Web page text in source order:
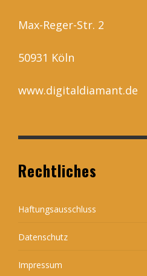
Max-Reger-Str. 2
50931 Köln
www.digitaldiamant.de
Rechtliches
Haftungsausschluss
Datenschutz
Impressum